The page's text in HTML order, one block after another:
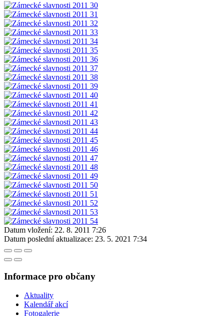
Datum vložení: 22. 8. 2011 7:26
Datum poslední aktualizace: 23. 5. 2021 7:34
Informace pro občany
Aktuality
Kalendář akcí
Fotogalerie